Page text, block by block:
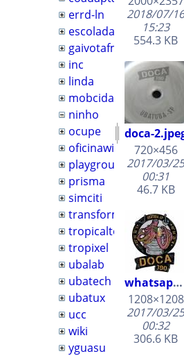
errd-ln
escoladavida
gaivotafm
inc
linda
mobcidadesuba
ninho
ocupe
oficinawiki
playground
prisma
simciti
transformatorio
tropicaltech
tropixel
ubalab
ubatech
ubatux
ucc
wiki
yguasu
2018/07/16
15:23
554.3 KB
doca-
720×456
2017/03/25
00:31
46.7 KB
whatsapp_image_2017-03-22_at_13.35.23.jpeg
1208×1208
2017/03/25
00:32
306.6 KB